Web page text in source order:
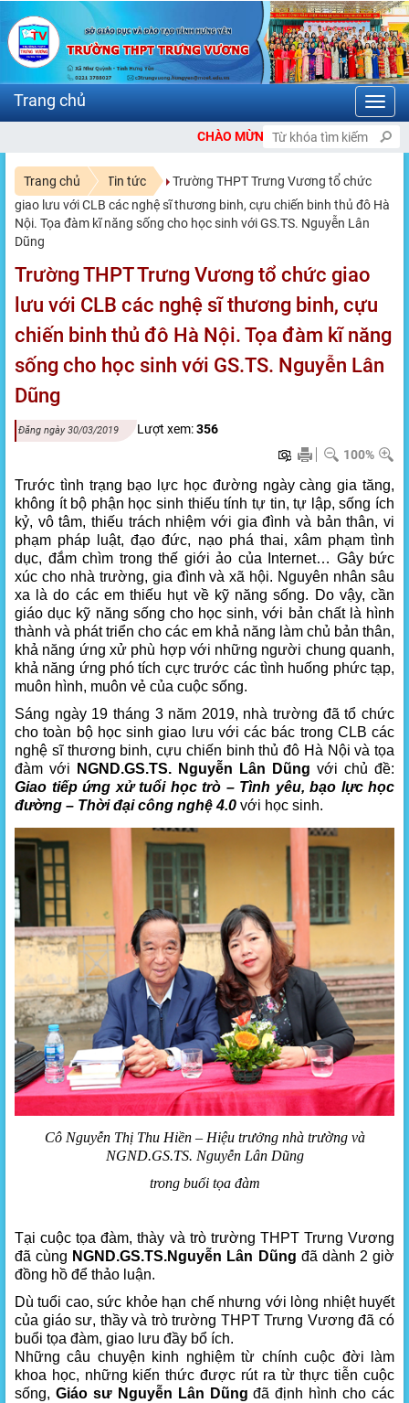
CHÀO MỪNG BẠN ĐẾN VỚI CỔNG THÔNG TIN
Trang chủ Tin tức
Trường THPT Trưng Vương tổ chức
giao lưu với CLB các nghệ sĩ thương binh, cựu chiến binh thủ đô Hà
Nội. Tọa đàm kĩ năng sống cho học sinh với GS.TS. Nguyễn Lân
Dũng
Trường THPT Trưng Vương tổ chức giao
lưu với CLB các nghệ sĩ thương binh, cựu
chiến binh thủ đô Hà Nội. Tọa đàm kĩ năng
sống cho học sinh với GS.TS. Nguyễn Lân
Dũng
Đăng ngày 30/03/2019 Lượt xem:356
100%
Trước tình trạng bạo lực học đường ngày càng gia tăng,
không ít bộ phận học sinh thiếu tính tự tin, tự lập, sống ích
kỷ, vô tâm, thiếu trách nhiệm với gia đình và bản thân, vi
phạm pháp luật, đạo đức, nạo phá thai, xâm phạm tình
dục, đắm chìm trong thế giới ảo của Internet… Gây bức
xúc cho nhà trường, gia đình và xã hội. Nguyên nhân sâu
xa là do các em thiếu hụt về kỹ năng sống. Do vậy, cần
giáo dục kỹ năng sống cho học sinh, với bản chất là hình
thành và phát triển cho các em khả năng làm chủ bản thân,
khả năng ứng xử phù hợp với những người chung quanh,
khả năng ứng phó tích cực trước các tình huống phức tạp,
muôn hình, muôn vẻ của cuộc sống.
Sáng ngày 19 tháng 3 năm 2019, nhà trường đã tổ chức
cho toàn bộ học sinh giao lưu với các bác trong CLB các
nghệ sĩ thương binh, cựu chiến binh thủ đô Hà Nội và tọa
đàm với
NGND.GS.TS. Nguyễn Lân Dũng với chủ đề:
Giao tiếp ứng xử tuổi học trò – Tình yêu, bạo lực học
đường – Thời đại công nghệ 4.0 với học sinh.
Cô Nguyễn Thị Thu Hiền – Hiệu trưởng nhà trường và
NGND.GS.TS. Nguyễn Lân Dũng
trong buổi tọa đàm
Tại cuộc tọa đàm, thày và trò trường THPT Trưng Vương
đã cùng NGND.GS.TS.Nguyễn Lân Dũng đã dành 2 giờ
đồng hồ để thảo luận.
Dù tuổi cao, sức khỏe hạn chế nhưng với lòng nhiệt huyết
của giáo sư, thầy và trò trường THPT Trưng Vương đã có
buổi tọa đàm, giao lưu đầy bổ ích.
Những câu chuyện kinh nghiệm từ chính cuộc đời làm
khoa học, những kiến thức được rút ra từ thực tiễn cuộc
sống, Giáo sư Nguyễn Lân Dũng đã định hình cho các